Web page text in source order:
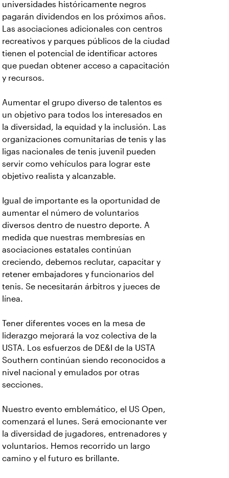
universidades históricamente negros
pagarán dividendos en los próximos años.
Las asociaciones adicionales con centros
recreativos y parques públicos de la ciudad
tienen el potencial de identificar actores
que puedan obtener acceso a capacitación
y recursos.
Aumentar el grupo diverso de talentos es
un objetivo para todos los interesados en
la diversidad, la equidad y la inclusión. Las
organizaciones comunitarias de tenis y las
ligas nacionales de tenis juvenil pueden
servir como vehículos para lograr este
objetivo realista y alcanzable.
Igual de importante es la oportunidad de
aumentar el número de voluntarios
diversos dentro de nuestro deporte. A
medida que nuestras membresías en
asociaciones estatales continúan
creciendo, debemos reclutar, capacitar y
retener embajadores y funcionarios del
tenis. Se necesitarán árbitros y jueces de
línea.
Tener diferentes voces en la mesa de
liderazgo mejorará la voz colectiva de la
USTA. Los esfuerzos de DE&I de la USTA
Southern continúan siendo reconocidos a
nivel nacional y emulados por otras
secciones.
Nuestro evento emblemático, el US Open,
comenzará el lunes. Será emocionante ver
la diversidad de jugadores, entrenadores y
voluntarios. Hemos recorrido un largo
camino y el futuro es brillante.